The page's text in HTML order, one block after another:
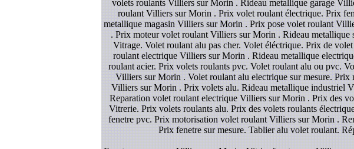
volets roulants Villiers sur Morin . Rideau metallique garage
roulant Villiers sur Morin . Prix volet roulant électrique. Prix
metallique magasin Villiers sur Morin . Prix pose volet roulant
. Prix moteur volet roulant Villiers sur Morin . Rideau
Vitrage. Volet roulant alu pas cher. Volet éléctrique. Prix de
roulant electrique Villiers sur Morin . Rideau metallique
roulant acier. Prix volets roulants pvc. Volet roulant alu ou pvc.
Villiers sur Morin . Volet roulant alu electrique sur mesure.
Villiers sur Morin . Prix volets alu. Rideau metallique industriel
Reparation volet roulant electrique Villiers sur Morin . Prix des
Vitrerie. Prix volets roulants alu. Prix des volets roulants
fenetre pvc. Prix motorisation volet roulant Villiers sur Morin .
Prix fenetre sur mesure. Tablier alu volet roulant.